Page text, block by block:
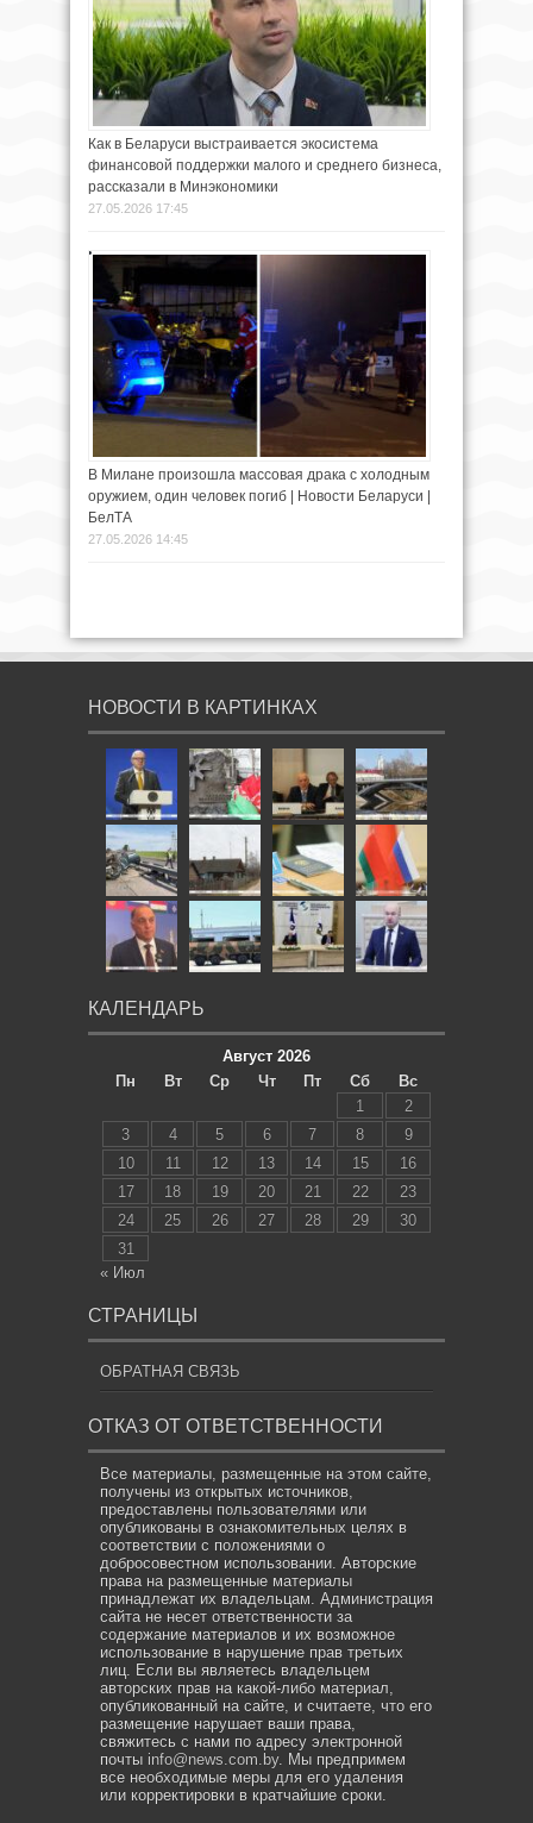
Как в Беларуси выстраивается экосистема
финансовой поддержки малого и среднего бизнеса,
рассказали в Минэкономики
27.05.2026 17:45
В Милане произошла массовая драка с холодным
оружием, один человек погиб | Новости Беларуси |
БелТА
27.05.2026 14:45
НОВОСТИ В КАРТИНКАХ
КАЛЕНДАРЬ
Август 2026
Пн
Вт Ср Чт Пт Сб
Вс
1
2
3
4 5 6 7 8
9
10
11 12 13 14 15
16
17
18 19 20 21 22
23
24
25 26 27 28 29
30
31
« Июл
СТРАНИЦЫ
ОБРАТНАЯ СВЯЗЬ
ОТКАЗ ОТ ОТВЕТСТВЕННОСТИ
Все материалы, размещенные на этом сайте,
получены из открытых источников,
предоставлены пользователями или
опубликованы в ознакомительных целях в
соответствии с положениями о
добросовестном использовании. Авторские
права на размещенные материалы
принадлежат их владельцам. Администрация
сайта не несет ответственности за
содержание материалов и их возможное
использование в нарушение прав третьих
лиц. Если вы являетесь владельцем
авторских прав на какой-либо материал,
опубликованный на сайте, и считаете, что его
размещение нарушает ваши права,
свяжитесь с нами по адресу электронной
почты info@news.com.by. Мы предпримем
все необходимые меры для его удаления
или корректировки в кратчайшие сроки.